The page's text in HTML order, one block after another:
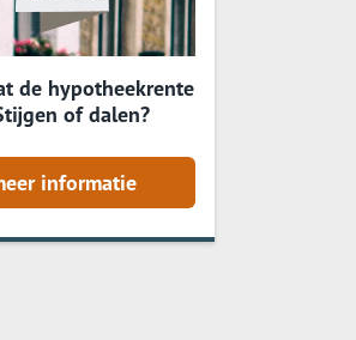
de hypotheekrente
of dalen?
informatie